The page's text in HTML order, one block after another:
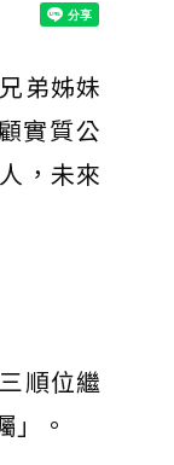
弟姊妹
實質公
，未來
順位繼
」。